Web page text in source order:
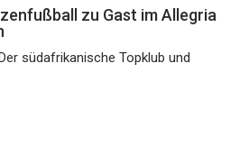
zu Gast im Allegria
südafrikanische Topklub und